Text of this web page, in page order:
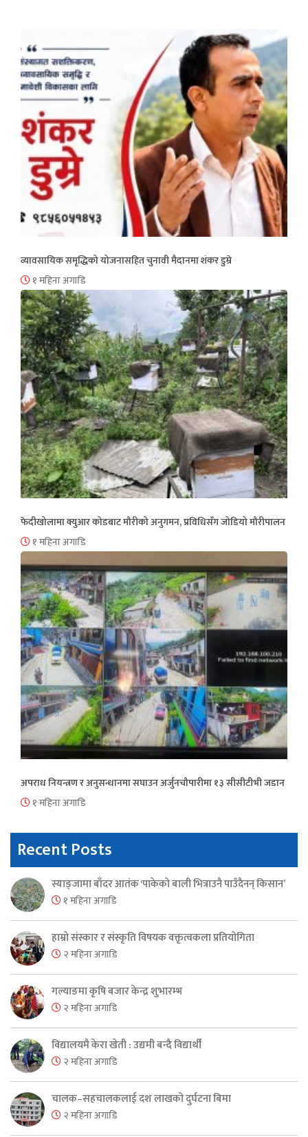
व्यावसायिक समृद्धिको योजनासहित चुनावी मैदानमा शंकर डुम्रे
१ महिना अगाडि
फेदीखोलामा क्युआर कोडबाट मौरीको अनुगमन, प्रविधिसँग जोडियो मौरीपालन
१ महिना अगाडि
अपराध नियन्त्रण र अनुसन्धानमा सघाउन अर्जुनचौपारीमा १३ सीसीटीभी जडान
१ महिना अगाडि
Recent Posts
स्याङ्जामा बाँदर आतंक ‘पाकेको बाली भित्राउनै पाउँदैनन् किसान’
१ महिना अगाडि
हाम्रो संस्कार र संस्कृति विषयक वक्तृत्वकला प्रतियोगिता
२ महिना अगाडि
गल्याङमा कृषि बजार केन्द्र शुभारम्भ
२ महिना अगाडि
विद्यालयमै केरा खेती : उद्यमी बन्दै विद्यार्थी
२ महिना अगाडि
चालक–सहचालकलाई दश लाखको दुर्घटना बिमा
२ महिना अगाडि